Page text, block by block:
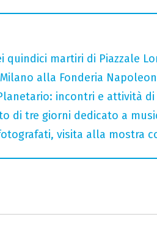
quindici martiri di Piazzale
alla Fonderia
incontri e attività
di tre giorni dedicato a
visita alla mostra